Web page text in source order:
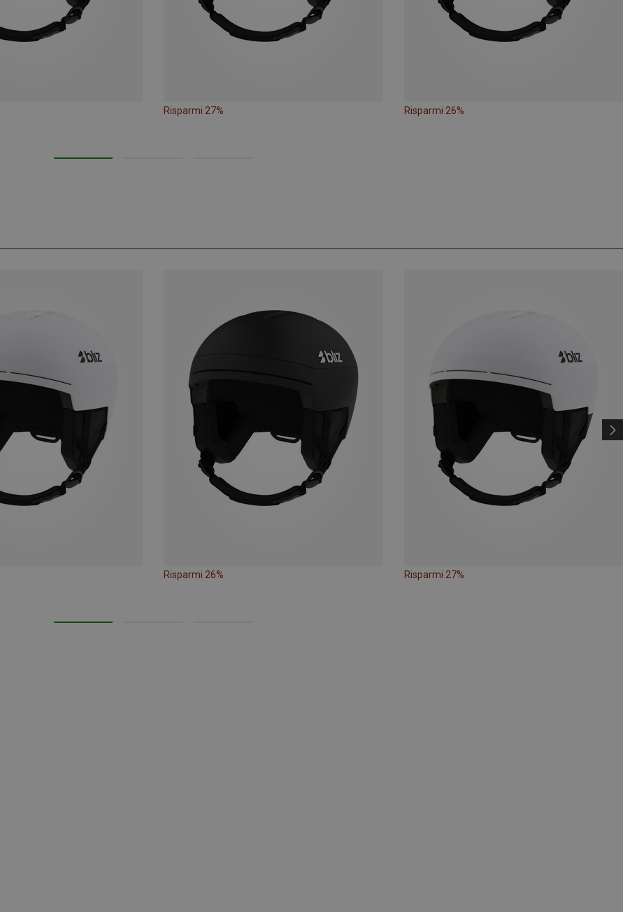
Risparmi 27% Risparmi 26%
Risparmi 26% Risparmi 27%